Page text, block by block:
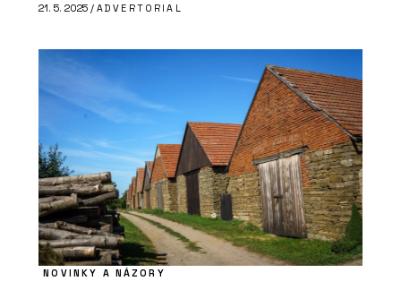
21. 5. 2025 / ADVERTORIAL
NOVINKY A NÁZORY